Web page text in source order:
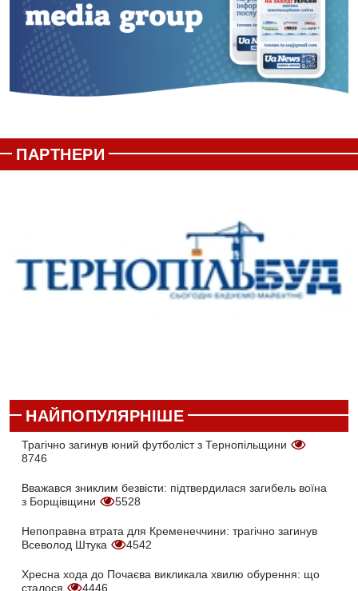
ПАРТНЕРИ
НАЙПОПУЛЯРНІШЕ
Трагічно загинув юний футболіст з Тернопільщини
8746
Вважався зниклим безвісти: підтвердилася загибель воїна
з Борщівщини
5528
Непоправна втрата для Кременеччини: трагічно загинув
Всеволод Штука
4542
Хресна хода до Почаєва викликала хвилю обурення: що
сталося
4446